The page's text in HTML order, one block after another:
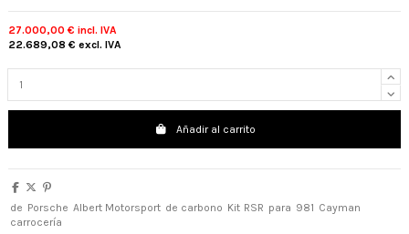
27.000,00 € incl. IVA
22.689,08 € excl. IVA
Añadir al carrito
de Porsche Albert Motorsport de carbono Kit RSR para 981 Cayman
carrocería